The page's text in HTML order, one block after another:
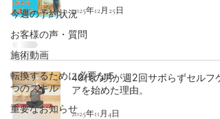
今週の予約状況
お客様の声・質問
施術動画
転換するために必要な５
つのスキル
重要なお知らせ
2025年12月25日
40代の男が週2回サボらずセルフケ
アを始めた理由。
2025年11月4日